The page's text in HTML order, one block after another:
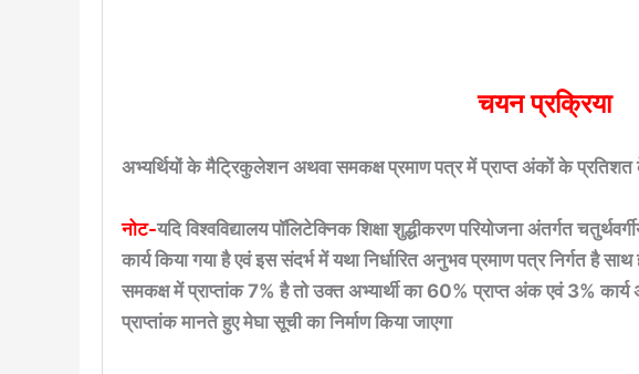
चयन प्रक्रिया
अभ्यर्थियों के मैट्रिकुलेशन अथवा समकक्ष प्रमाण पत्र में प्राप्त अंकों के
नोट-यदि विश्वविद्यालय पॉलिटेक्निक शिक्षा शुद्धीकरण परियोजना अंतर्गत
कार्य किया गया है एवं इस संदर्भ में यथा निर्धारित अनुभव प्रमाण पत्र निर्गत है
समकक्ष में प्राप्तांक 7% है तो उक्त अभ्यार्थी का 60% प्राप्त अंक एवं 3%
प्राप्तांक मानते हुए मेघा सूची का निर्माण किया जाएगा